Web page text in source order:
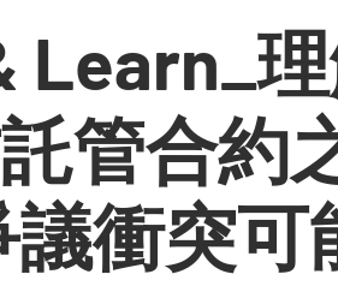
Learn_
管合約
議衝突可